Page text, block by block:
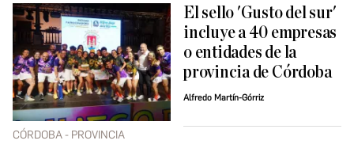
CÓRDOBA - PROVINCIA
El sello 'Gusto del sur'
incluye a 40 empresas
o entidades de la
provincia de Córdoba
Alfredo Martín-Górriz